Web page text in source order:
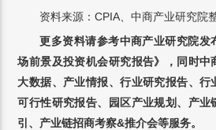
资料来源：CPIA、中商产业研究院
更多资料请参考中商产业研究院发
场前景及投资机会研究报告》，同时中
大数据、产业情报、行业研究报告、行
可行性研究报告、园区产业规划、产业
引、产业链招商考察&推介会等服务。